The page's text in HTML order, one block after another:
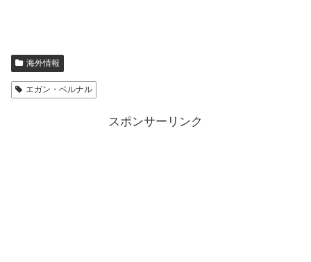
海外情報
エガン・ベルナル
スポンサーリンク